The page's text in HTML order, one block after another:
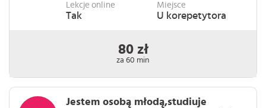
Lekcje online
Tak
Miejsce
U korepetytora
80 zł
za 60 min
Jestem osobą młodą,studiuje